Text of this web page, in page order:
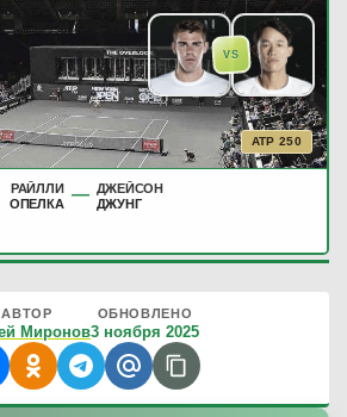
VS
ATP 250
РАЙЛЛИ
ОПЕЛКА — ДЖЕЙСОН
ДЖУНГ
АВТОР
Миронов
ОБНОВЛЕНО
3 ноября 2025